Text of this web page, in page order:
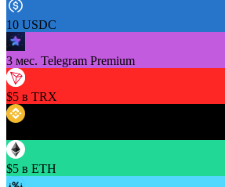
10 USDC
3 мес. Telegram Premium
$5 в TRX
$5 в ETH